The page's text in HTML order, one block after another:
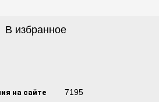
В избранное
на сайте 7195